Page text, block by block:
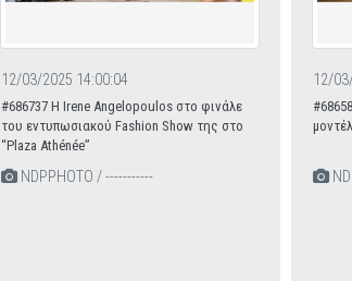
12/03/2025 14:00:04
#686737 H Ιrene Angelopoulos στο φινάλε
του εντυπωσιακού Fashion Show της στο
“Plaza Athénée”
NDPPHOTO / -----------
12/